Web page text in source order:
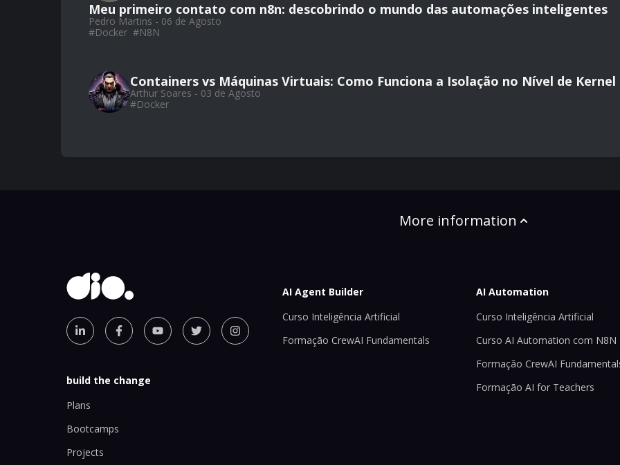
Meu primeiro contato com n8n: descobrindo o mundo das automações inteligentes
Pedro Martins - 06 de Agosto
#Docker #N8N
Containers vs Máquinas Virtuais: Como Funciona a Isolação no Nível de Kernel
Arthur Soares - 03 de Agosto
#Docker
More information
build the change
Plans
Bootcamps
Projects
AI Agent Builder
Curso Inteligência Artificial
Formação CrewAI Fundamentals
AI Automation
Curso Inteligência Artificial
Curso AI Automation com N8N
Formação CrewAI
Formação AI for Teachers